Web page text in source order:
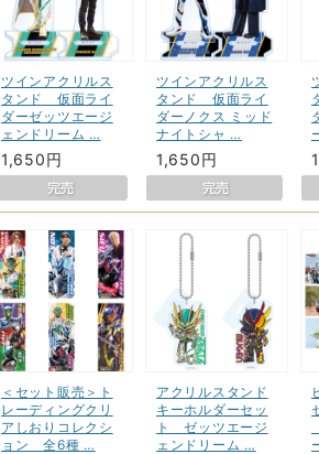
ツインアクリルス
タンド 仮面ライ
ダーゼッツエージ
ェンドリーム …
1,650円
ツインアクリルス
タンド 仮面ライ
ダーノクス ミッド
ナイトシャ …
1,650円
＜セット販売＞ト
レーディングクリ
アしおりコレクシ
ョン 全6種 …
アクリルスタンド
キーホルダーセッ
ト ゼッツエージ
ェンドリーム …